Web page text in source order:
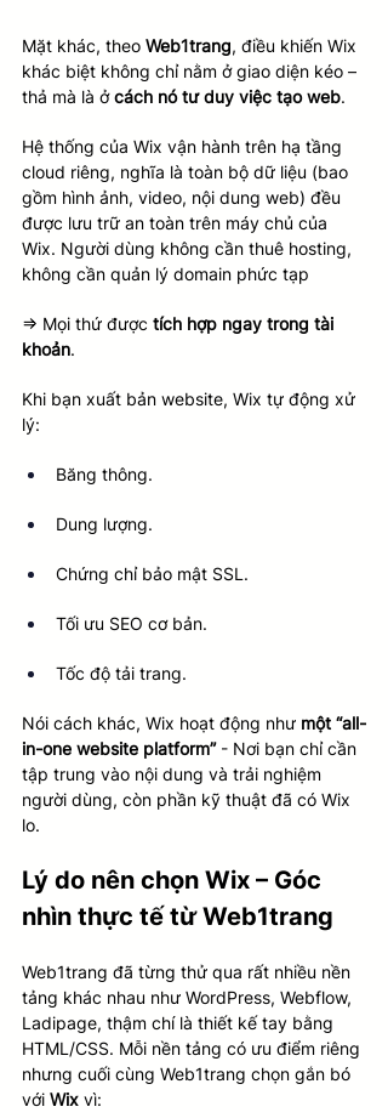
Mặt khác, theo Web1trang, điều khiến Wix
khác biệt không chỉ nằm ở giao diện kéo –
thả mà là ở cách nó tư duy việc tạo web.
Hệ thống của Wix vận hành trên hạ tầng
cloud riêng, nghĩa là toàn bộ dữ liệu (bao
gồm hình ảnh, video, nội dung web) đều
được lưu trữ an toàn trên máy chủ của
Wix. Người dùng không cần thuê hosting,
không cần quản lý domain phức tạp
=> Mọi thứ được tích hợp ngay trong tài
khoản.
Khi bạn xuất bản website, Wix tự động xử
lý:
Băng thông.
Dung lượng.
Chứng chỉ bảo mật SSL.
Tối ưu SEO cơ bản.
Tốc độ tải trang.
Nói cách khác, Wix hoạt động như một “all-
in-one website platform” - Nơi bạn chỉ cần
tập trung vào nội dung và trải nghiệm
người dùng, còn phần kỹ thuật đã có Wix
lo.
Lý do nên chọn Wix – Góc
nhìn thực tế từ Web1trang
Web1trang đã từng thử qua rất nhiều nền
tảng khác nhau như WordPress, Webflow,
Ladipage, thậm chí là thiết kế tay bằng
HTML/CSS. Mỗi nền tảng có ưu điểm riêng
nhưng cuối cùng Web1trang chọn gắn bó
với Wix vì: